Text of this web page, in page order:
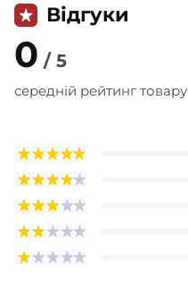
Відгуки
0 / 5
середній рейтинг товару